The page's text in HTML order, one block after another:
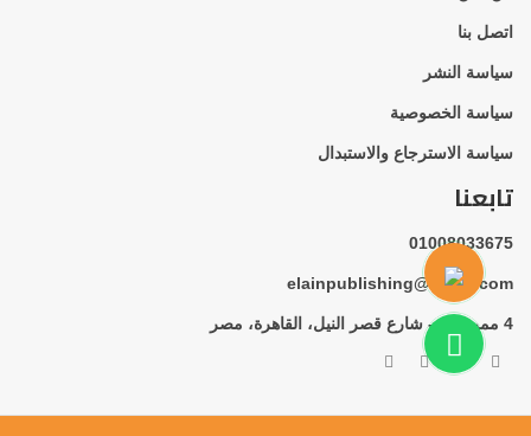
اتصل بنا
سياسة النشر
سياسة الخصوصية
سياسة الاسترجاع والاستبدال
تابعنا
01008033675
elainpublishing@gmail.com
4 ممر بهلر - شارع قصر النيل، القاهرة، مصر